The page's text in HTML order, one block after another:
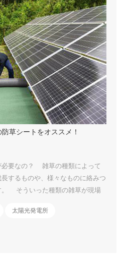
草シートをオススメ！
必要なの？ 雑草の種類によって
するものや、様々なものに絡みつ
。 そういった種類の雑草が現場
、パネルの一部分に太陽光が当
ホットスポットという現象が発生
太陽光発電所